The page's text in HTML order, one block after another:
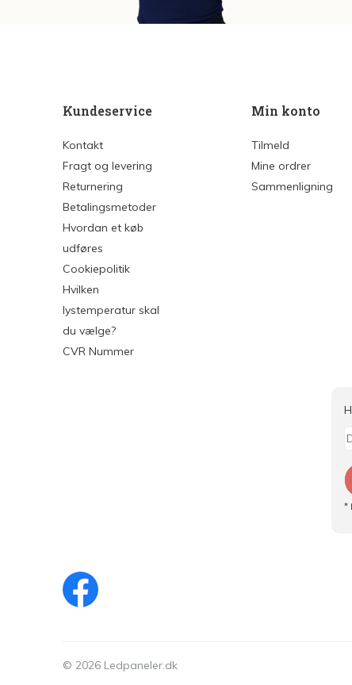
Kundeservice
Kontakt
Fragt og levering
Returnering
Betalingsmetoder
Hvordan et køb
udføres
Cookiepolitik
Hvilken
lystemperatur skal
du vælge?
CVR Nummer
Min konto
Tilmeld
Mine ordrer
Sammenligning
*
© 2026 Ledpaneler.dk